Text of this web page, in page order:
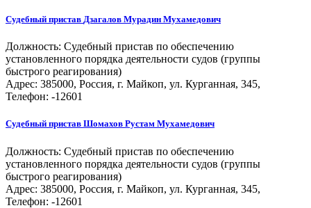
Судебный пристав Дзагалов Мурадин Мухамедович
Должность: Судебный пристав по обеспечению
установленного порядка деятельности судов (группы
быстрого реагирования)
Адрес: 385000, Россия, г. Майкоп, ул. Курганная, 345,
Телефон: -12601
Судебный пристав Шомахов Рустам Мухамедович
Должность: Судебный пристав по обеспечению
установленного порядка деятельности судов (группы
быстрого реагирования)
Адрес: 385000, Россия, г. Майкоп, ул. Курганная, 345,
Телефон: -12601